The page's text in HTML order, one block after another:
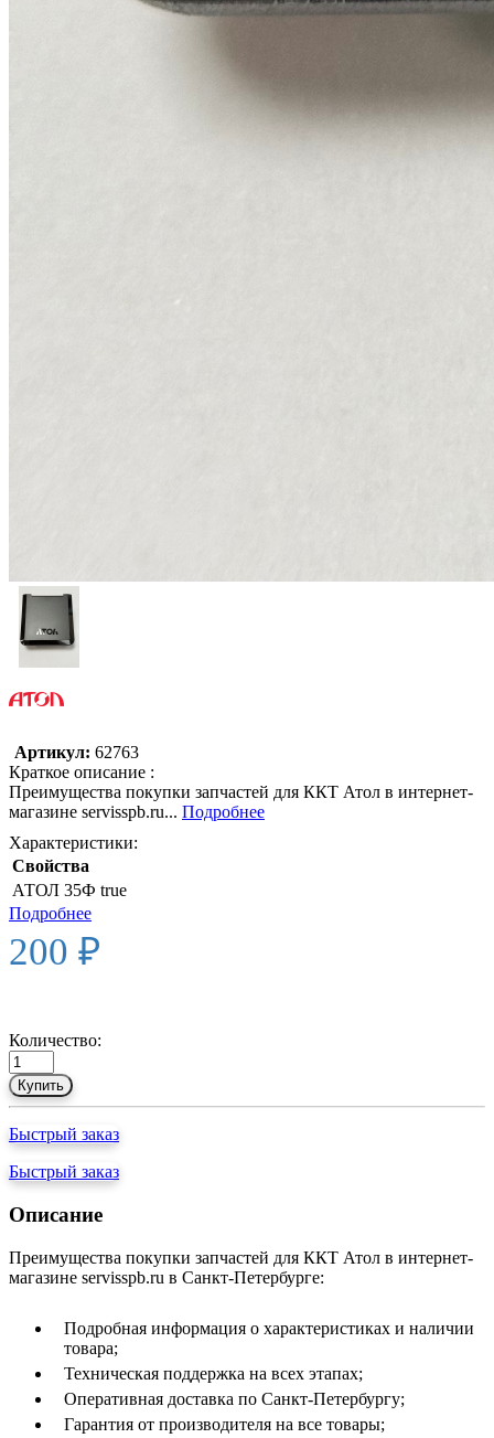
Артикул: 62763
Краткое описание :
Преимущества покупки запчастей для ККТ Атол в интернет-
магазине servisspb.ru... Подробнее
Характеристики:
Свойства
АТОЛ 35Ф true
Подробнее
200 ₽
Количество:
Купить
Быстрый заказ
Быстрый заказ
Описание
Преимущества покупки запчастей для ККТ Атол в интернет-
магазине servisspb.ru в Санкт-Петербурге:
Подробная информация о характеристиках и наличии
товара;
Техническая поддержка на всех этапах;
Оперативная доставка по Санкт-Петербургу;
Гарантия от производителя на все товары;